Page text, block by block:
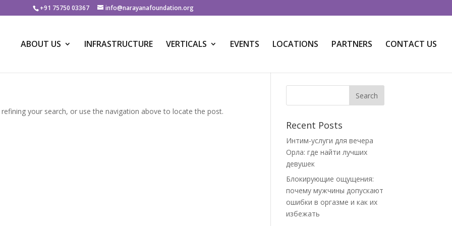
+91 75750 03367 info@narayanafoundation.org
ABOUT US INFRASTRUCTURE VERTICALS EVENTS LOCATIONS PARTNERS CONTACT US
your search, or use the navigation above to locate the post.
Recent Posts
Интим-услуги для вечера
Орла: где найти лучших
девушек
Блокирующие ощущения:
почему мужчины допускают
ошибки в оргазме и как их
избежать